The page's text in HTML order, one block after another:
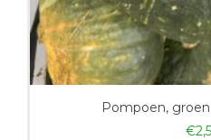
Pompoen,
€